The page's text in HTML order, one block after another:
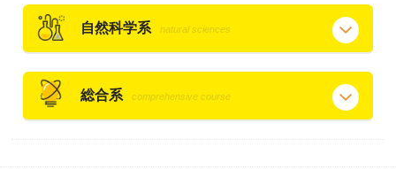
自然科学系 natural sciences
総合系 comprehensive course